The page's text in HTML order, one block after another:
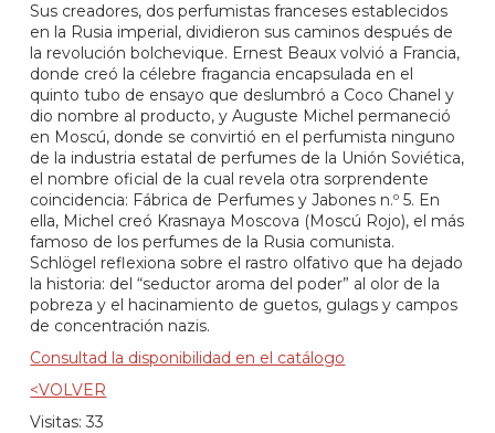
Sus creadores, dos perfumistas franceses establecidos
en la Rusia imperial, dividieron sus caminos después de
la revolución bolchevique. Ernest Beaux volvió a Francia,
donde creó la célebre fragancia encapsulada en el
quinto tubo de ensayo que deslumbró a Coco Chanel y
dio nombre al producto, y Auguste Michel permaneció
en Moscú, donde se convirtió en el perfumista ninguno
de la industria estatal de perfumes de la Unión Soviética,
el nombre oficial de la cual revela otra sorprendente
coincidencia: Fábrica de Perfumes y Jabones n.º 5. En
ella, Michel creó Krasnaya Moscova (Moscú Rojo), el más
famoso de los perfumes de la Rusia comunista.
Schlögel reflexiona sobre el rastro olfativo que ha dejado
la historia: del “seductor aroma del poder” al olor de la
pobreza y el hacinamiento de guetos, gulags y campos
de concentración nazis.
Consultad la disponibilidad en el catálogo
<VOLVER
Visitas: 33